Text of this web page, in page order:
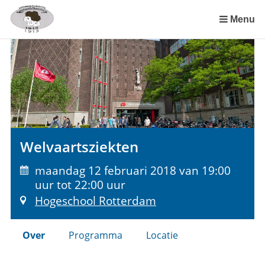
links
Spring
naar
de
inhoud
Spring
naar
menu
Menu
Welvaartsziekten
maandag 12 februari 2018 van 19:00
uur tot 22:00 uur
Hogeschool Rotterdam
Over Programma Locatie